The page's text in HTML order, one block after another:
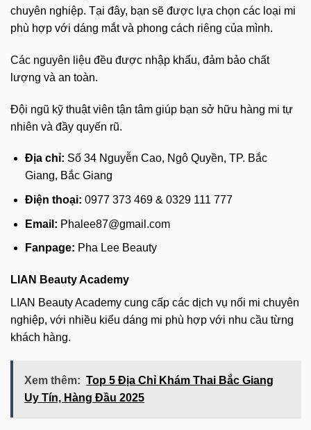
chuyên nghiệp. Tại đây, bạn sẽ được lựa chọn các loại mi
phù hợp với dáng mắt và phong cách riêng của mình.
Các nguyên liệu đều được nhập khẩu, đảm bảo chất
lượng và an toàn.
Đội ngũ kỹ thuật viên tận tâm giúp bạn sở hữu hàng mi tự
nhiên và đầy quyến rũ.
Địa chỉ: Số 34 Nguyễn Cao, Ngô Quyền, TP. Bắc
Giang, Bắc Giang
Điện thoại: 0977 373 469 & 0329 111 777
Email: Phalee87@gmail.com
Fanpage: Pha Lee Beauty
LIAN Beauty Academy
LIAN Beauty Academy cung cấp các dịch vụ nối mi chuyên
nghiệp, với nhiều kiểu dáng mi phù hợp với nhu cầu từng
khách hàng.
Xem thêm: Top 5 Địa Chỉ Khám Thai Bắc Giang
Uy Tín, Hàng Đầu 2025